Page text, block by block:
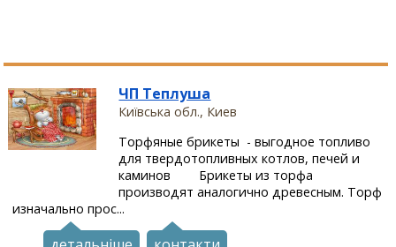
ЧП Теплуша
Київська обл., Киев
Торфяные брикеты - выгодное топливо
для твердотопливных котлов, печей и
каминов Брикеты из торфа
производят аналогично древесным. Торф
изначально прос...